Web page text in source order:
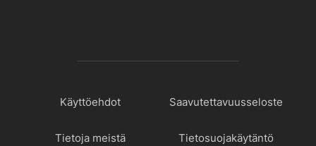
Käyttöehdot Saavutettavuusseloste
Tietoja meistä Tietosuojakäytäntö